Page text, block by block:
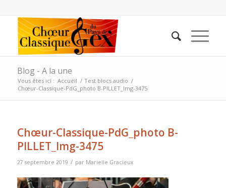
Blog - A la une
Vous êtes ici : Accueil / Test blocs audio /
Chœur-Classique-PdG_photo B-PILLET_Img-3475
Chœur-Classique-PdG_photo B-
PILLET_Img-3475
27 septembre 2019 / par Marielle Gracieux